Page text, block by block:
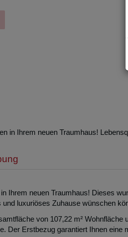
Ihrem neuen Traumhaus! Dieses
und luxuriöses Zuhause wünschen
von 107,22 m²
Der Erstbezug garantiert Ihnen eine